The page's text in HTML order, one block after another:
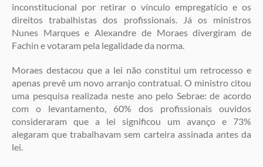
inconstitucional por retirar o vínculo empregatício e os
direitos trabalhistas dos profissionais. Já os ministros
Nunes Marques e Alexandre de Moraes divergiram de
Fachin e votaram pela legalidade da norma.
Moraes destacou que a lei não constitui um retrocesso e
apenas prevê um novo arranjo contratual. O ministro citou
uma pesquisa realizada neste ano pelo Sebrae: de acordo
com o levantamento, 60% dos profissionais ouvidos
consideraram que a lei significou um avanço e 73%
alegaram que trabalhavam sem carteira assinada antes da
lei.